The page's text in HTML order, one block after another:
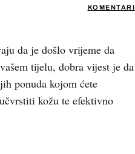
KOMENTARI
da je došlo vrijeme da
tijelu, dobra vijest je da
ponuda kojom ćete
kožu te efektivno